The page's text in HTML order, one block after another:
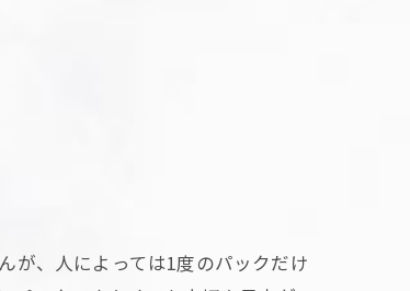
が、人によっては1度のパックだけ